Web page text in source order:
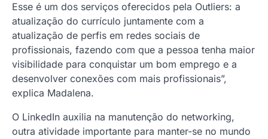
Esse é um dos serviços oferecidos pela Outliers: a
atualização do currículo juntamente com a
atualização de perfis em redes sociais de
profissionais, fazendo com que a pessoa tenha maior
visibilidade para conquistar um bom emprego e a
desenvolver conexões com mais profissionais”,
explica Madalena.
O LinkedIn auxilia na manutenção do networking,
outra atividade importante para manter-se no mundo